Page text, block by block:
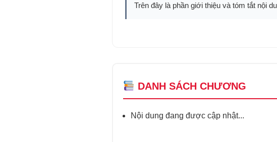
Trên đây là phần giới thiệu và tóm tắt nội
DANH SÁCH CHƯƠNG
Nội dung đang được cập nhật...